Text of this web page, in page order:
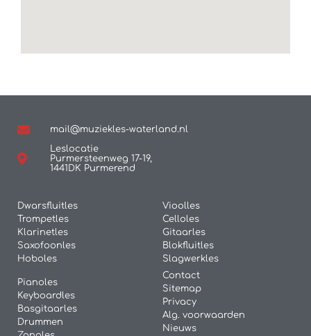
mail@muziekles-waterland.nl
Leslocatie
Purmersteenweg 17-19,
1441DK Purmerend
Dwarsfluitles
Trompetles
Klarinetles
Saxofoonles
Hoboles
Vioolles
Celloles
Gitaarles
Blokfluitles
Slagwerkles
Pianoles
Keyboardles
Basgitaarles
Drummen
Contact
Sitemap
Privacy
Alg. voorwaarden
Nieuws